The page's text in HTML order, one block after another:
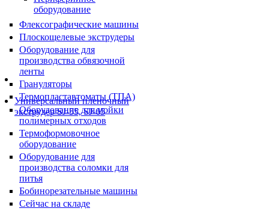
Универсальный пленочный
экструдер SJ-55, SJ-65
оборудование
Флексографические машины
Плоскощелевые экструдеры
Оборудование для
производства обвязочной
ленты
Грануляторы
Термопластавтоматы (ТПА)
Оборудование для мойки
полимерных отходов
Термоформовочное
оборудование
Оборудование для
производства соломки для
питья
Бобинорезательные машины
Сейчас на складе